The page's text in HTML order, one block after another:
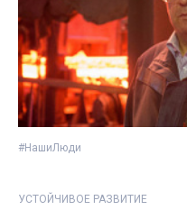
#НашиЛюди
УСТОЙЧИВОЕ РАЗВИТИЕ